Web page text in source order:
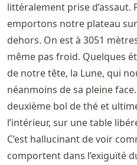
littéralement prise d’assaut.
emportons notre plateau
dehors. On est à 3051
même pas froid. Quelques
de notre tête, la Lune, qui
néanmoins de sa pleine
deuxième bol de thé et
l’intérieur, sur une table
C’est hallucinant de voir
comportent dans l’exiguïté